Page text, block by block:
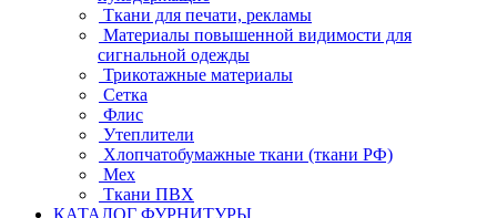
Ткани для печати, рекламы
Материалы повышенной видимости для
сигнальной одежды
Трикотажные материалы
Сетка
Флис
Утеплители
Хлопчатобумажные ткани (ткани РФ)
Мех
Ткани ПВХ
КАТАЛОГ ФУРНИТУРЫ